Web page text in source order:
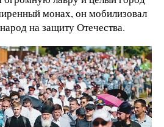
монах, он мобилизовал
на защиту Отечества.